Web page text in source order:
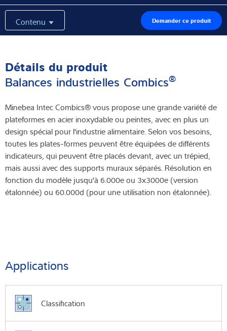
Contenu Demander ce produit
Détails du produit
Balances industrielles Combics®
Minebea Intec Combics® vous propose une grande variété de
plateformes en acier inoxydable ou peintes, avec en plus un
design spécial pour l'industrie alimentaire. Selon vos besoins,
toutes les plates-formes peuvent être équipées de différents
indicateurs, qui peuvent être placés devant, avec un trépied,
mais aussi avec des supports muraux séparés. Résolution en
fonction du modèle jusqu'à 6.000e ou 3x3000e (version
étalonnée) ou 60.000d (pour une utilisation non étalonnée).
Applications
Classification